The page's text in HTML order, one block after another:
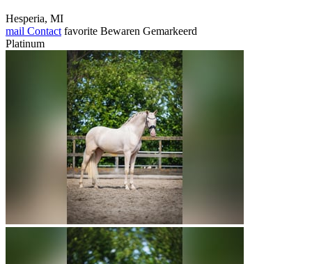
Hesperia, MI
mail Contact favorite Bewaren Gemarkeerd
Platinum